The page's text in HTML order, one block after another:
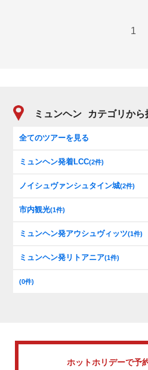
1
ミュンヘン カテゴリから
全てのツアーを見る
ミュンヘン発着LCC(2件)
ノイシュヴァンシュタイン城(2件)
市内観光(1件)
ミュンヘン発アウシュヴィッツ(1件)
ミュンヘン発リトアニア(1件)
(0件)
ホットホリデーで予